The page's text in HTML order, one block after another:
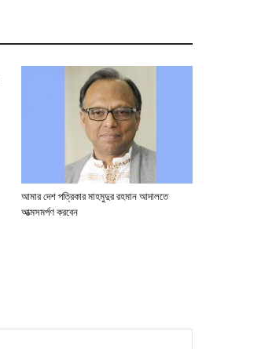
আমার দেশ পত্রিকার মাহমুদুর রহমান আদালতে
আত্মসমর্পণ করবেন